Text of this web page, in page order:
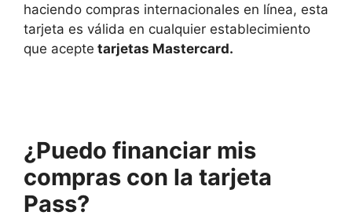
haciendo compras internacionales en línea, esta
tarjeta es válida en cualquier establecimiento
que acepte tarjetas Mastercard.
¿Puedo financiar mis
compras con la tarjeta
Pass?